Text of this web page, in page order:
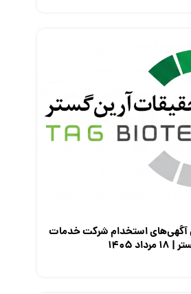
استخدام شرکت خدمات
۱۴۰۵